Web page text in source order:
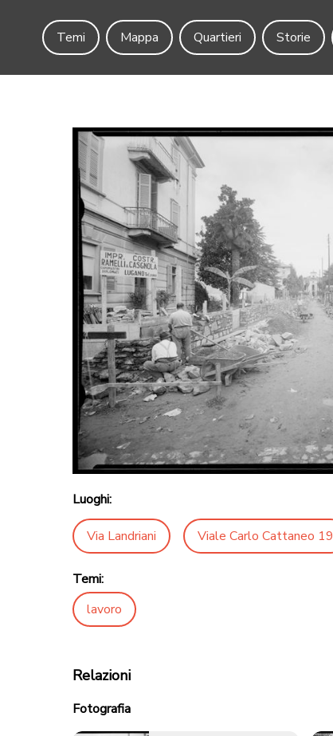
Temi
Mappa Quartieri Storie
Luoghi:
Via Landriani Viale Carlo Cattaneo 19
Temi:
lavoro
Relazioni
Fotografia